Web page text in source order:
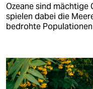
Ozeane sind mächtige
spielen dabei die
bedrohte